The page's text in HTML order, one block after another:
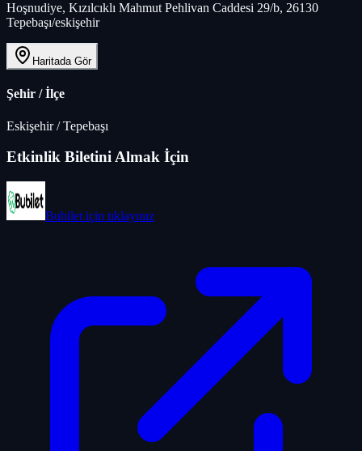
Hoşnudiye, Kızılcıklı Mahmut Pehlivan Caddesi 29/b, 26130
Tepebaşı/eskişehir
Haritada Gör
Şehir / İlçe
Eskişehir/Tepebaşı
Etkinlik Biletini Almak İçin
Bubilet için tıklayınız